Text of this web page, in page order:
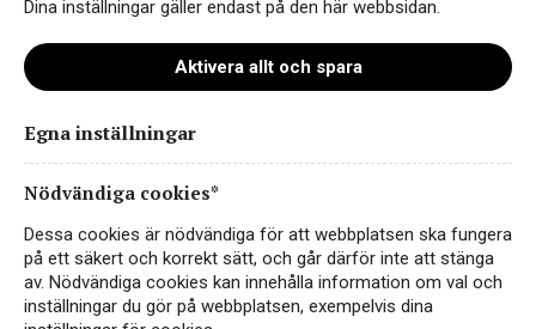
hemsida_matilda
Dina inställningar gäller endast på den här webbsidan.
Aktivera allt och spara
Egna inställningar
Nödvändiga cookies*
Dessa cookies är nödvändiga för att webbplatsen ska fungera
på ett säkert och korrekt sätt, och går därför inte att stänga
av. Nödvändiga cookies kan innehålla information om val och
inställningar du gör på webbplatsen, exempelvis dina